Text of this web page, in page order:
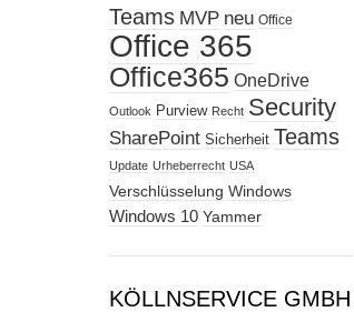
Teams MVP neu Office
Office 365
Office365 OneDrive
Outlook Purview Recht Security
SharePoint Sicherheit Teams
Update Urheberrecht USA
Verschlüsselung Windows
Windows 10 Yammer
KÖLLNSERVICE GMBH